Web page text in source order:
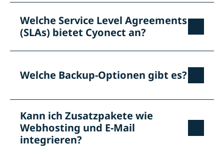
Welche Service Level Agreements
(SLAs) bietet Cyonect an?
Welche Backup-Optionen gibt es?
Kann ich Zusatzpakete wie
Webhosting und E-Mail
integrieren?